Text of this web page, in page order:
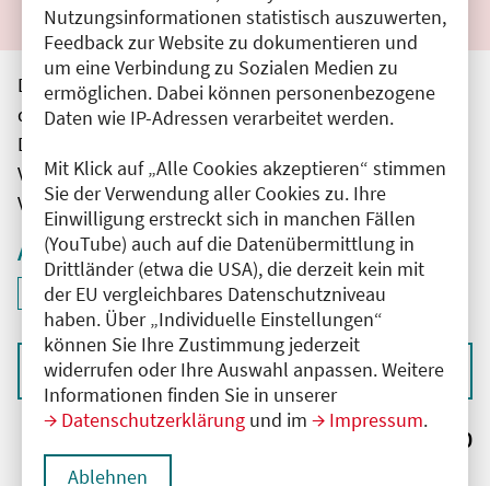
Nutzungsinformationen statistisch auszuwerten,
Feedback zur Website zu dokumentieren und
um eine Verbindung zu Sozialen Medien zu
ermöglichen. Dabei können personenbezogene
Daten wie IP-Adressen verarbeitet werden.
Mit Klick auf „Alle Cookies akzeptieren“ stimmen
Sie der Verwendung aller Cookies zu. Ihre
Einwilligung erstreckt sich in manchen Fällen
(YouTube) auch auf die Datenübermittlung in
Drittländer (etwa die USA), die derzeit kein mit
der EU vergleichbares Datenschutzniveau
haben. Über „Individuelle Einstellungen“
können Sie Ihre Zustimmung jederzeit
widerrufen oder Ihre Auswahl anpassen. Weitere
Informationen finden Sie in unserer
Datenschutzerklärung und im Impressum.
Ablehnen
Die hier aufgeführten Veranstaltungen entsprechen
den unmittelbar vom Veranstalter getätigten Angaben.
Die Ärztekammer Berlin übernimmt keine
Verantwortung für den Inhalt, die Haftung obliegt dem
Veranstalter.
Aktive Filter
Filter
ID: ANT-2501497
deaktivieren und Suchergebnisse neu laden
Sortieren nach
Ergebnisse: 0